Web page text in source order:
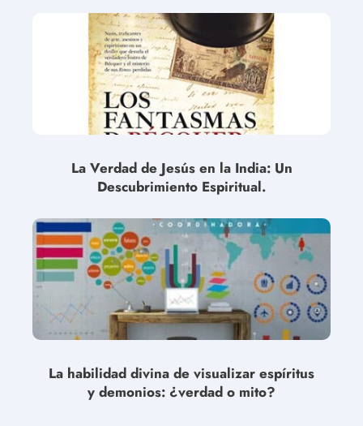
La Verdad de Jesús en la India: Un
Descubrimiento Espiritual.
La habilidad divina de visualizar espíritus
y demonios: ¿verdad o mito?